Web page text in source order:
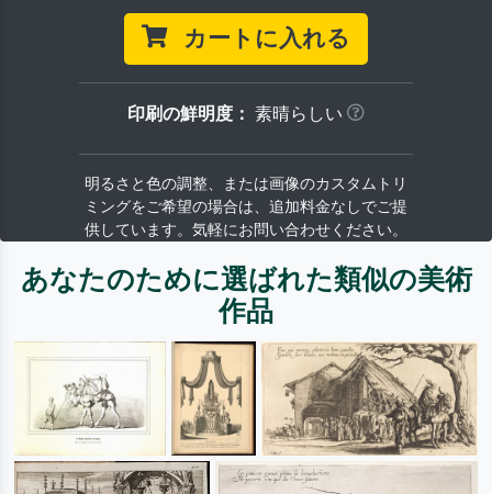
カートに入れる
印刷の鮮明度： 素晴らしい
明るさと色の調整、または画像のカスタムトリ
ミングをご希望の場合は、追加料金なしでご提
供しています。気軽にお問い合わせください。
あなたのために選ばれた類似の美術
作品